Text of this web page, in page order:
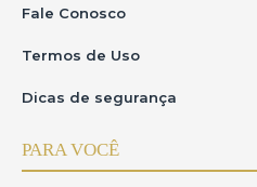
Fale Conosco
Termos de Uso
Dicas de segurança
PARA VOCÊ